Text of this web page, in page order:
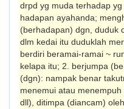
drpd yg muda terhadap
hadapan ayahanda;
(ber­hadapan) dgn, duduk
dlm kedai itu duduklah
berdiri beramai-ramai ~
kelapa itu; 2. berjumpa
(dgn): nampak benar
menemui atau
dll), di­timpa (diancam)